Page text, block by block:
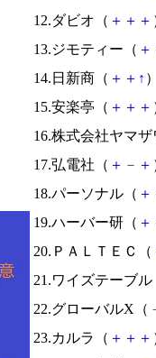
12.ダビオ（ ＋ ＋ ＋
13.ジモティー（ ＋
14.日新商（ ＋ ＋ ↑
15.安楽亭（ ＋ ＋ ＋
16.株式会社ヤマザ
17.弘電社（ ＋ － ＋
18.パーソナル（ ＋
19.ハーバー研（ ＋
20.ＰＡＬＴＥＣ（
21.ワイズテーブル
22.グローバルX（
23.カルラ（ ＋ ＋ ＋